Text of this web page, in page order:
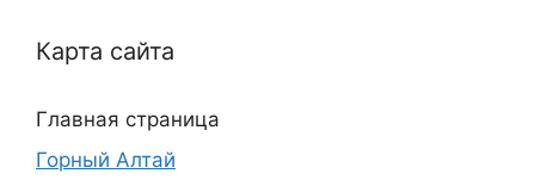
Карта сайта
Главная страница
Горный Алтай